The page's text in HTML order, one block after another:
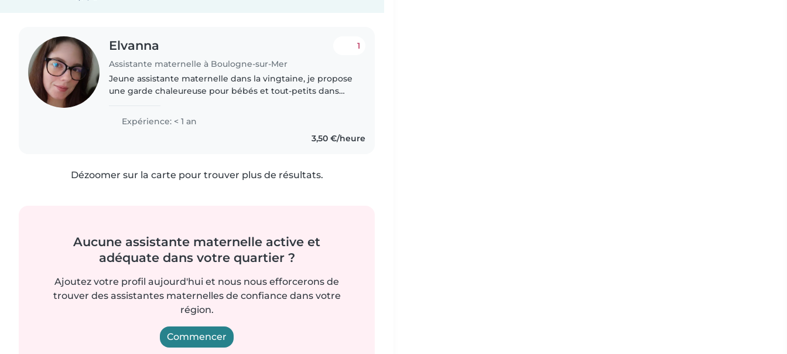
Elvanna
Assistante maternelle à Boulogne-sur-Mer
1
Jeune assistante maternelle dans la vingtaine, je propose
une garde chaleureuse pour bébés et tout-petits dans
ménagères et..
Expérience: < 1 an
3,50 €/heure
Dézoomer sur la carte pour trouver plus de résultats.
Aucune assistante maternelle active et
adéquate dans votre quartier ?
Ajoutez votre profil aujourd'hui et nous nous efforcerons de
trouver des assistantes maternelles de confiance dans votre
région.
Commencer